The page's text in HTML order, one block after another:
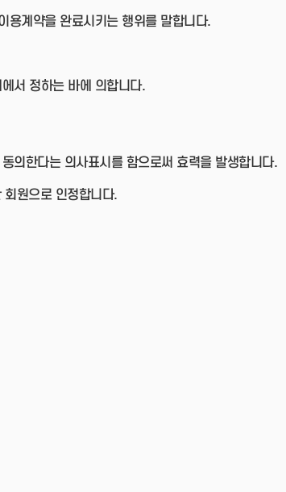
용계약을 완료시키는 행위를 말합니다.
서 정하는 바에 의합니다.
의한다는 의사표시를 함으로써 효력을 발생합니다.
원으로 인정합니다.